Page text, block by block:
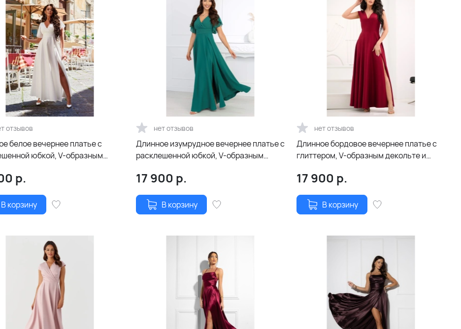
отзывов
белое вечернее платье с
юбкой, V-образным
р.
В корзину
нет отзывов
Длинное изумрудное вечернее платье с
расклешенной юбкой, V-образным
рукавчиками
17 900 р.
В корзину
нет отзывов
Длинное бордовое вечернее платье с
глиттером, V-образным декольте и
17 900 р.
В корзину